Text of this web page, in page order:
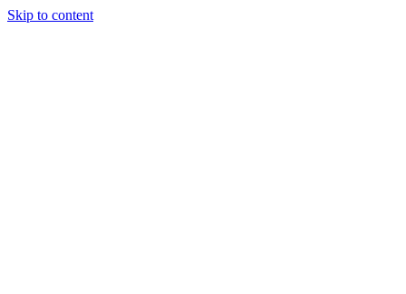
Skip to content